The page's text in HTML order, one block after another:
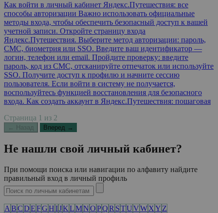
Как войти в личный кабинет Яндекс.Путешествия: все
способы авторизации Важно использовать официальные
методы входа, чтобы обеспечить безопасный доступ к вашей
учетной записи. Откройте страницу входа
Яндекс.Путешествия. Выберите метод авторизации: пароль,
СМС, биометрия или SSO. Введите ваш идентификатор —
логин, телефон или email. Пройдите проверку: введите
пароль, код из СМС, отсканируйте отпечаток или используйте
SSO. Получите доступ к профилю и начните сессию
пользователя. Если войти в систему не получается,
воспользуйтесь функцией восстановления для безопасного
входа. Как создать аккаунт в Яндекс.Путешествия: пошаговая
Страница 1 из 2
← Назад Вперед →
Не нашли свой личный кабинет?
При помощи поиска или навигации по алфавиту найдите
правильный вход в личный профиль
A BCDEFGHIJKLMNOPQR STUVWXY Z